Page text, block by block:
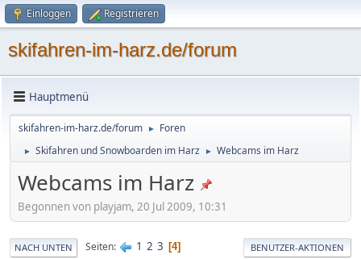
Einloggen Registrieren
skifahren-im-harz.de/forum
Hauptmenü
skifahren-im-harz.de/forum ► Foren
► Skifahren und Snowboarden im Harz ► Webcams im Harz
Webcams im Harz
Begonnen von playjam, 20 Jul 2009, 10:31
NACH UNTEN Seiten 1 2 3 4 BENUTZER-AKTIONEN